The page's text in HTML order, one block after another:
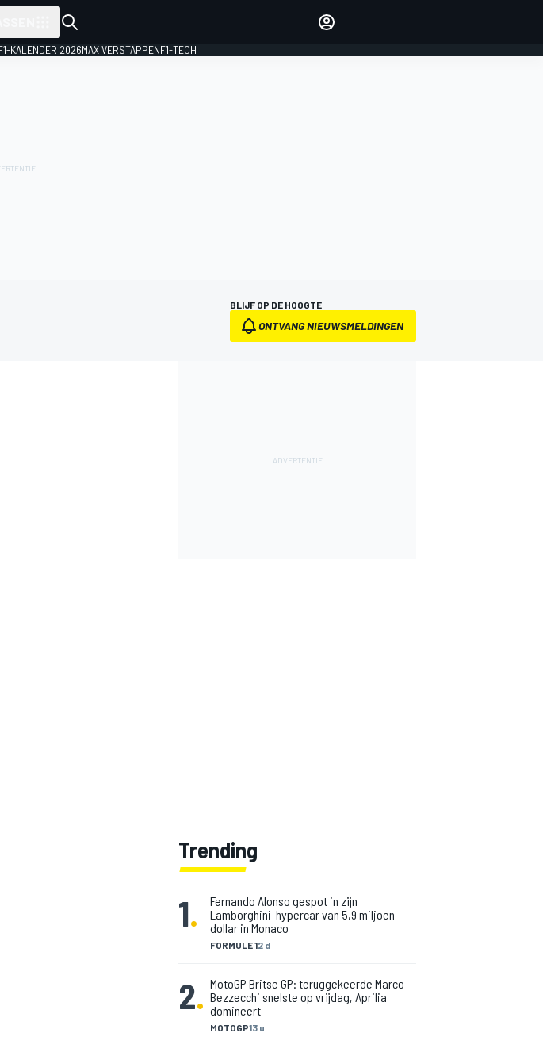
KALENDER 2026MAX VERSTAPPENF1-TECH
BLIJF OP DE HOOGTE
ONTVANG NIEUWSMELDINGEN
Trending
1.
FORMULE 12 d
Fernando Alonso gespot in zijn
Lamborghini-hypercar van 5,9 miljoen
dollar in Monaco
2.
MOTOGP13 u
MotoGP Britse GP: teruggekeerde Marco
Bezzecchi snelste op vrijdag, Aprilia
domineert